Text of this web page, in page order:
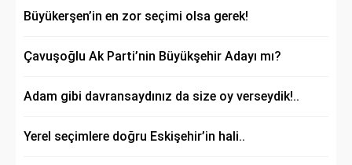
Büyükerşen’in en zor seçimi olsa gerek!
Çavuşoğlu Ak Parti’nin Büyükşehir Adayı mı?
Adam gibi davransaydınız da size oy verseydik!..
Yerel seçimlere doğru Eskişehir’in hali..